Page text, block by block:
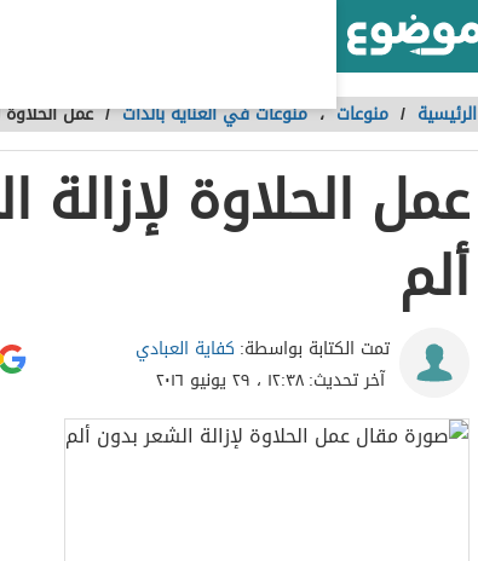
الرئيسية / منوعات ،منوعات في العناية بالذات /عمل الحلاوة
عمل الحلاوة لإزالة
ألم
تمت الكتابة بواسطة: كفاية العبادي
آخر تحديث:١٢:٣٨ ، ٢٩ يونيو ٢٠١٦